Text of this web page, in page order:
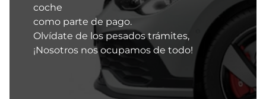
coche
como parte de pago.
Olvídate de los pesados trámites,
¡Nosotros nos ocupamos de todo!